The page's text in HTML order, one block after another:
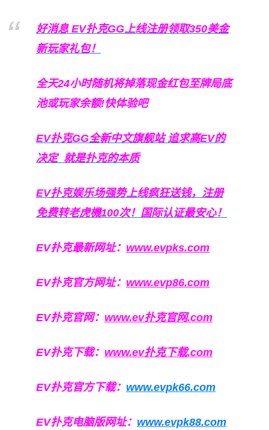
好消息 EV扑克GG上线注册领取350美金
新玩家礼包！
全天24小时随机将掉落现金红包至牌局底
池或玩家余额!快体验吧
EV扑克GG全新中文旗舰站追求高EV的
决定 就是扑克的本质
EV扑克娱乐场强势上线疯狂送钱，注册
免费转老虎機100次！国际认证最安心！
EV扑克最新网址： www.evpks.com
EV扑克官方网址： www.evp86.com
EV扑克官网： www.ev扑克官网.com
EV扑克下载： www.ev扑克下载.com
EV扑克官方下载： www.evpk66.com
EV扑克电脑版网址： www.evpk88.com